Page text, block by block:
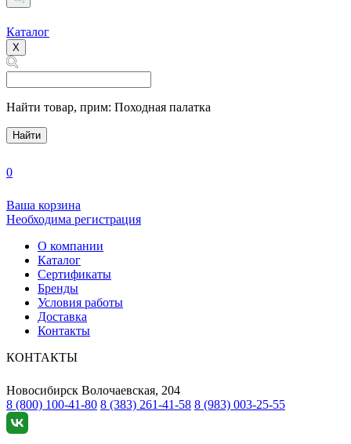
Каталог
X
Найти товар, прим: Походная палатка
Найти
0
Ваша корзина
Необходима регистрация
О компании
Каталог
Сертификаты
Бренды
Условия работы
Доставка
Контакты
КОНТАКТЫ
Новосибирск Волочаевская, 204
8 (800) 100-41-80 8 (383) 261-41-58 8 (983) 003-25-55